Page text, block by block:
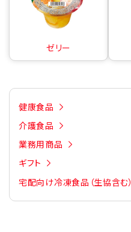
ゼリー
健康食品
介護食品
業務用商品
ギフト
宅配向け冷凍食品（生協含む）